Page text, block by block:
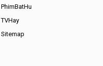
PhimBatHu
TVHay
Sitemap